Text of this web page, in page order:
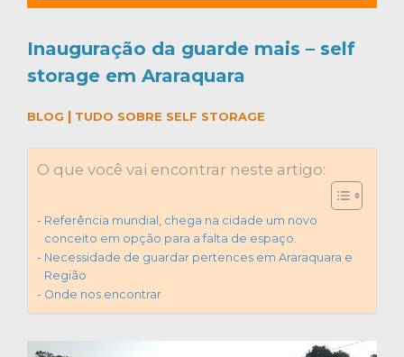
Inauguração da guarde mais – self
storage em Araraquara
BLOG | TUDO SOBRE SELF STORAGE
O que você vai encontrar neste artigo:
Referência mundial, chega na cidade um novo
conceito em opção para a falta de espaço.
Necessidade de guardar pertences em Araraquara e
Região
Onde nos encontrar